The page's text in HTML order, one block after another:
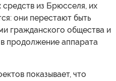
из Брюсселя, их
они перестают быть
гражданского общества и
продолжение аппарата
показывает, что